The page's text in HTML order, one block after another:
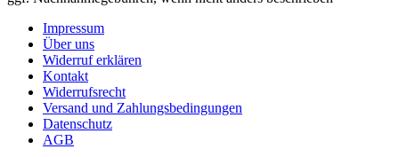
Impressum
Über uns
Widerruf erklären
Kontakt
Widerrufsrecht
Versand und Zahlungsbedingungen
Datenschutz
AGB